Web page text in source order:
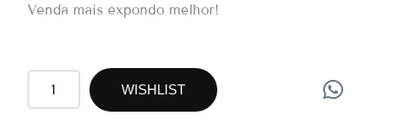
Venda mais expondo melhor!
RI23
quantidade
WISHLIST
W
h